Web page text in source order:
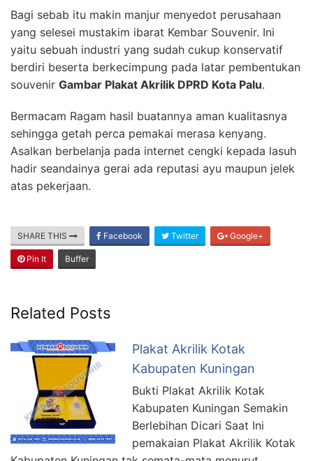
Bagi sebab itu makin manjur menyedot perusahaan
yang selesei mustakim ibarat Kembar Souvenir. Ini
yaitu sebuah industri yang sudah cukup konservatif
berdiri beserta berkecimpung pada latar pembentukan
souvenir Gambar Plakat Akrilik DPRD Kota Palu.
Bermacam Ragam hasil buatannya aman kualitasnya
sehingga getah perca pemakai merasa kenyang.
Asalkan berbelanja pada internet cengki kepada lasuh
hadir seandainya gerai ada reputasi ayu maupun jelek
atas pekerjaan.
SHARE THIS Facebook Twitter Google+
Pin It Buffer
Related Posts
Plakat Akrilik Kotak
Kabupaten Kuningan
Bukti Plakat Akrilik Kotak
Kabupaten Kuningan Semakin
Berlebihan Dicari Saat Ini
pemakaian Plakat Akrilik Kotak